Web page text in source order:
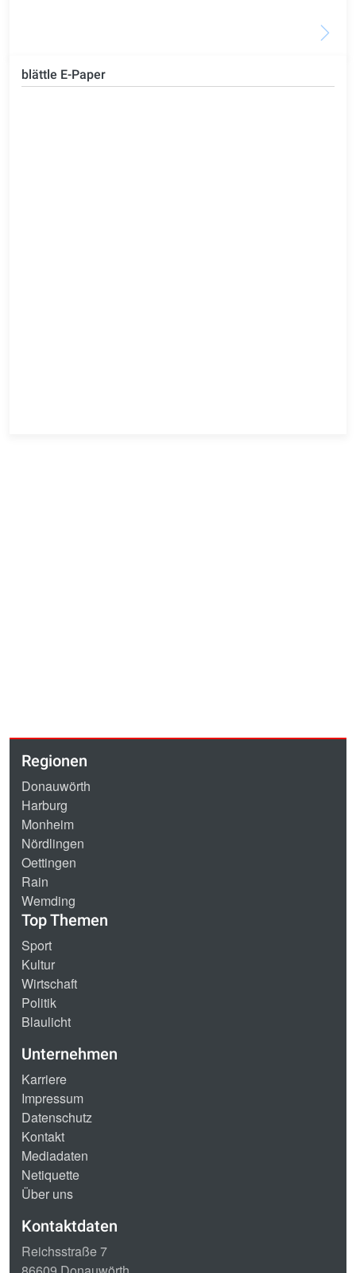
blättle E-Paper
Regionen
Donauwörth
Harburg
Monheim
Nördlingen
Oettingen
Rain
Wemding
Top Themen
Sport
Kultur
Wirtschaft
Politik
Blaulicht
Unternehmen
Karriere
Impressum
Datenschutz
Kontakt
Mediadaten
Netiquette
Über uns
Kontaktdaten
Reichsstraße 7